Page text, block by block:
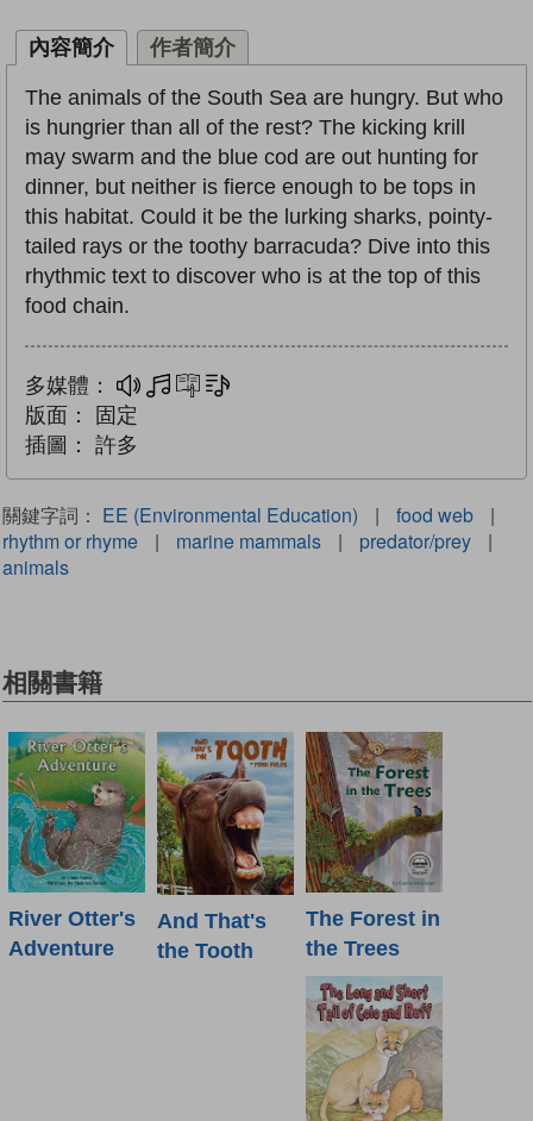
內容簡介 作者簡介
The animals of the South Sea are hungry. But who
is hungrier than all of the rest? The kicking krill
may swarm and the blue cod are out hunting for
dinner, but neither is fierce enough to be tops in
this habitat. Could it be the lurking sharks, pointy-
tailed rays or the toothy barracuda? Dive into this
rhythmic text to discover who is at the top of this
food chain.
多媒體： 多媒體互動練習
版面：
固定
插圖：
許多
關鍵字詞： EE (Environmental Education) | food web
|
rhythm or rhyme
| marine mammals | predator/prey
|
animals
相關書籍
River Otter's
Adventure
And That's
the Tooth
The Forest in
the Trees